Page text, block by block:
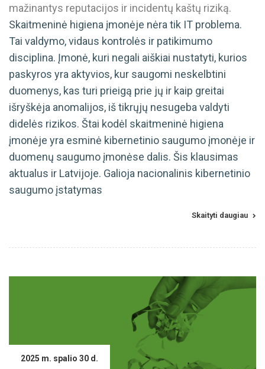
mažinantys reputacijos ir incidentų kaštų riziką.
Skaitmeninė higiena įmonėje nėra tik IT problema.
Tai valdymo, vidaus kontrolės ir patikimumo
disciplina. Įmonė, kuri negali aiškiai nustatyti, kurios
paskyros yra aktyvios, kur saugomi neskelbtini
duomenys, kas turi prieigą prie jų ir kaip greitai
išryškėja anomalijos, iš tikrųjų nesugeba valdyti
didelės rizikos. Štai kodėl skaitmeninė higiena
įmonėje yra esminė kibernetinio saugumo įmonėje ir
duomenų saugumo įmonėse dalis. Šis klausimas
aktualus ir Latvijoje. Galioja nacionalinis kibernetinio
saugumo įstatymas
Skaityti daugiau
2025 m. spalio 30 d.